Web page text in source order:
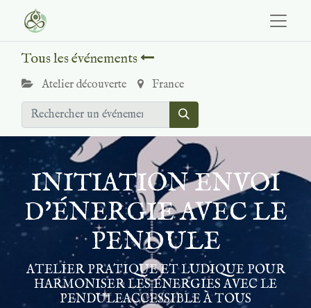
Tous les événements
Atelier découverte France
INITIATION ENVOI
D'ÉNERGIE AVEC LE
PENDULE
ATELIER PRATIQUE ET LUDIQUE POUR
HARMONISER LES ÉNERGIES AVEC LE
PENDULEACCESSIBLE À TOUS